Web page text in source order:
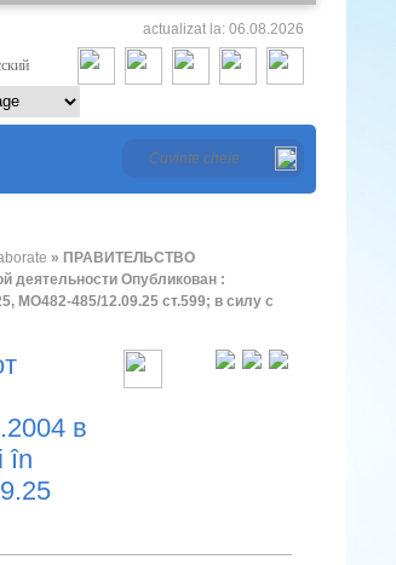
actualizat la: 06.08.2026
» ПРАВИТЕЛЬСТВО
деятельности Опубликован :
МО482-485/12.09.25 ст.599; в силу с
в
în